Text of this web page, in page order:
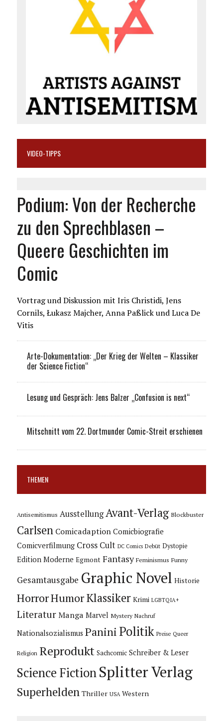
VIDEO-TIPPS
Podium: Von der Recherche
zu den Sprechblasen –
Queere Geschichten im
Comic
Vortrag und Diskussion mit Iris Christidi, Jens
Cornils, Łukasz Majcher, Anna Paßlick und Luca De
Vitis
Arte-Dokumentation: „Der Krieg der Welten – Klassiker
der Science Fiction“
Lesung und Gespräch: Jens Balzer „Confusion is next“
Mitschnitt vom 22. Dortmunder Comic-Streit erschienen
THEMEN
Antisemitismus Ausstellung Avant-Verlag Blockbuster
Carlsen Comicadaption Comicbiografie
Comicverfilmung Cross Cult DC Comics Debüt Dystopie
Edition Moderne Egmont Fantasy Feminismus Funny
Gesamtausgabe Graphic Novel Historie
HorrorHumorKlassiker Krimi LGBTQIA+
Literatur Manga Marvel Mystery Nachruf
Nationalsozialismus Panini Politik Preise Queer
Religion Reprodukt Sachcomic Schreiber & Leser
Science Fiction Splitter Verlag
Superhelden Thriller USA Western